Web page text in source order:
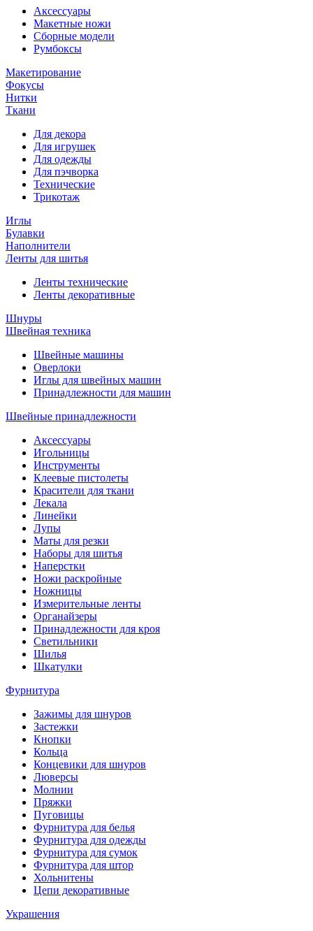
Аксессуары
Макетные ножи
Сборные модели
Румбоксы
Макетирование
Фокусы
Нитки
Ткани
Для декора
Для игрушек
Для одежды
Для пэчворка
Технические
Трикотаж
Иглы
Булавки
Наполнители
Ленты для шитья
Ленты технические
Ленты декоративные
Шнуры
Швейная техника
Швейные машины
Оверлоки
Иглы для швейных машин
Принадлежности для машин
Швейные принадлежности
Аксессуары
Игольницы
Инструменты
Клеевые пистолеты
Красители для ткани
Лекала
Линейки
Лупы
Маты для резки
Наборы для шитья
Наперстки
Ножи раскройные
Ножницы
Измерительные ленты
Органайзеры
Принадлежности для кроя
Светильники
Шилья
Шкатулки
Фурнитура
Зажимы для шнуров
Застежки
Кнопки
Кольца
Концевики для шнуров
Люверсы
Молнии
Пряжки
Пуговицы
Фурнитура для белья
Фурнитура для одежды
Фурнитура для сумок
Фурнитура для штор
Хольнитены
Цепи декоративные
Украшения